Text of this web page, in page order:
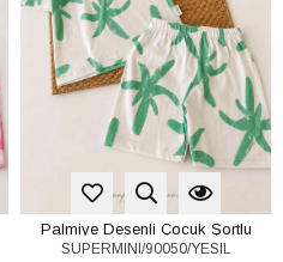
Palmiye Desenli Çocuk Şortlu
Takım (%100 Pamuk)(2-3-4-5 Yaş)
SUPERMINI/90050/YESIL